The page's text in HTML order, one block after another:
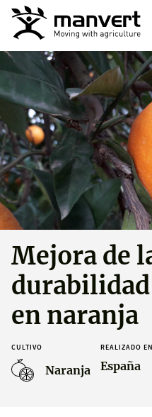
Mejora de
en naranja
CULTIVO
Naranja
REALIZADO EN
España